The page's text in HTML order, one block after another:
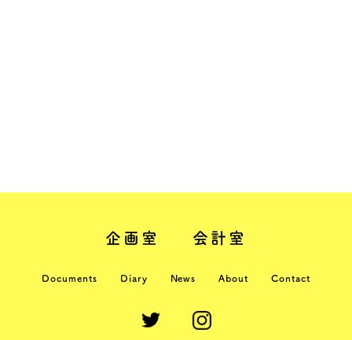
企画室 会計室
Documents Diary News About Contact